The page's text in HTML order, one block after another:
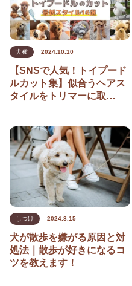
犬種 2024.10.10
【SNSで人気！トイプード
ルカット集】似合うヘアス
タイルをトリマーに取…
しつけ 2024.8.15
犬が散歩を嫌がる原因と対
処法｜散歩が好きになるコ
ツを教えます！